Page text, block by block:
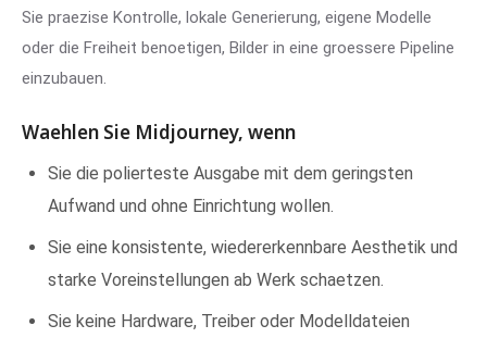
Sie praezise Kontrolle, lokale Generierung, eigene Modelle
oder die Freiheit benoetigen, Bilder in eine groessere Pipeline
einzubauen.
Waehlen Sie Midjourney, wenn
Sie die polierteste Ausgabe mit dem geringsten
Aufwand und ohne Einrichtung wollen.
Sie eine konsistente, wiedererkennbare Aesthetik und
starke Voreinstellungen ab Werk schaetzen.
Sie keine Hardware, Treiber oder Modelldateien